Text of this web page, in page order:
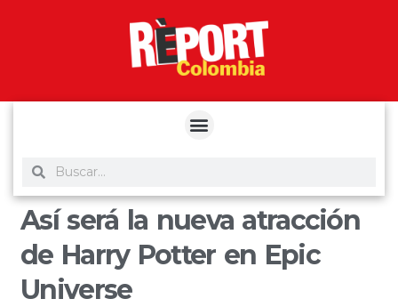
Así será la nueva atracción
de Harry Potter en Epic
Universe